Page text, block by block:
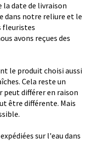
date de livraison
dans notre reliure et le
fleuristes
avons reçues des
le produit choisi aussi
Cela reste un
peut différer en raison
être différente. Mais
sur l'eau dans